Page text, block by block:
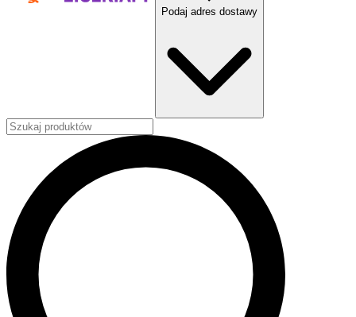
Podaj adres dostawy